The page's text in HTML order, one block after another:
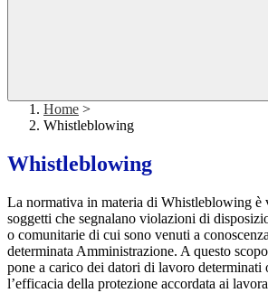
Home >
Whistleblowing
Whistleblowing
La normativa in materia di Whistleblowing è
soggetti che segnalano violazioni di
o comunitarie di cui sono venuti a
determinata Amministrazione. A questo
pone a carico dei datori di lavoro determinati
l’efficacia della protezione accordata ai